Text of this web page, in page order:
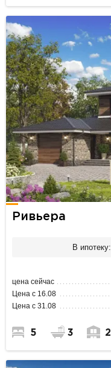
Ривьера
В ипотеку:
цена сейчас
Цена с 16.08
Цена с 31.08
5 3 2